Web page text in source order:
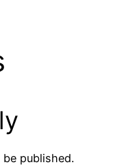
published.